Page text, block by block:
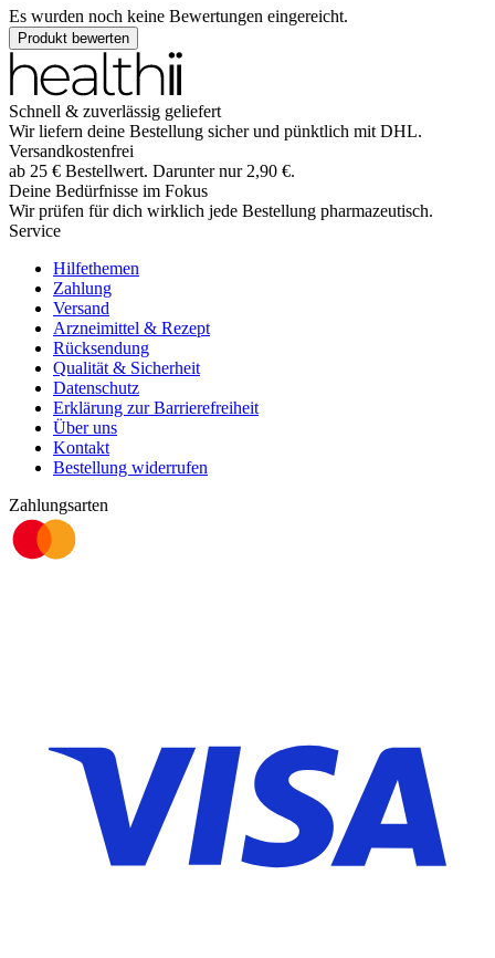
Es wurden noch keine Bewertungen eingereicht.
Produkt bewerten
Schnell & zuverlässig geliefert
Wir liefern deine Bestellung sicher und pünktlich mit DHL.
Versandkostenfrei
ab 25 € Bestellwert. Darunter nur 2,90 €.
Deine Bedürfnisse im Fokus
Wir prüfen für dich wirklich jede Bestellung pharmazeutisch.
Service
Hilfethemen
Zahlung
Versand
Arzneimittel & Rezept
Rücksendung
Qualität & Sicherheit
Datenschutz
Erklärung zur Barrierefreiheit
Über uns
Kontakt
Bestellung widerrufen
Zahlungsarten